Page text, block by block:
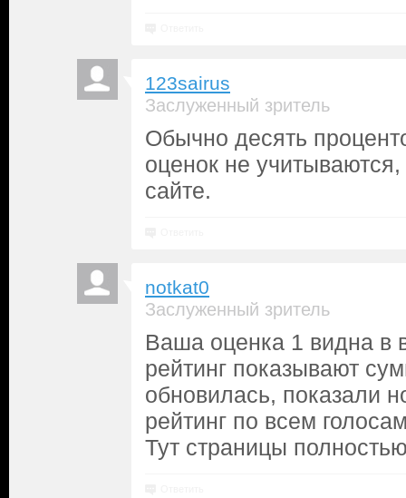
123sairus
Заслуженный зритель
Обычно десять
оценок не
сайте.
notkat0
Заслуженный зритель
Ваша оценка 1 видна в
рейтинг показывают
обновилась, показали
рейтинг по всем
Тут страницы